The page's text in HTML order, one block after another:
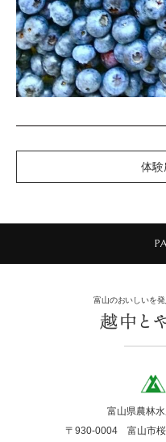
体験
富山のおいしいを
富山県農林
〒930-0004 富山市桜